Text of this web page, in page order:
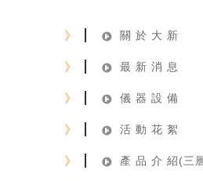
》 關 於 大 新
》 最 新 消 息
》 儀 器 設 備
》 活 動 花 絮
》 產 品 介 紹(三